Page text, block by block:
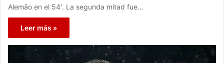
Alemão en el 54′. La segunda mitad fue…
Leer más »